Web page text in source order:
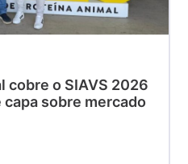
cobre o SIAVS 2026
sobre mercado